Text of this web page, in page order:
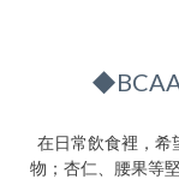
在日常飲食裡，希
物；杏仁、腰果等